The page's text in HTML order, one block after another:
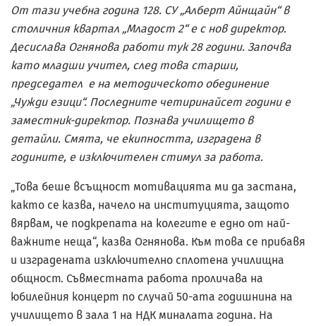
От тази учебна година 128. СУ „Алберт Айнщайн“ в
столичния квартал „Младост 2“ е с нов директор.
Десислава Огнянова работи тук 28 години. Започва
като младши учител, след това старши,
председател е на методическото обединение
„Чужди езици“. Последните четиринайсет години е
заместник-директор. Познава училището в
детайли. Смята, че екипността, изградена в
годините, е изключителен стимул за работа.
„Това беше всъщност мотивацията ми да застана,
както се казва, начело на институцията, защото
вярвам, че подкрепата на колегите е едно от най-
важните неща“, казва Огнянова. Към това се прибавя
и изградената изключително сплотена училищна
общност. Съвместната работа проличава на
юбилейния концерт по случай 50-ата годишнина на
училището в зала 1 на НДК миналата година. На